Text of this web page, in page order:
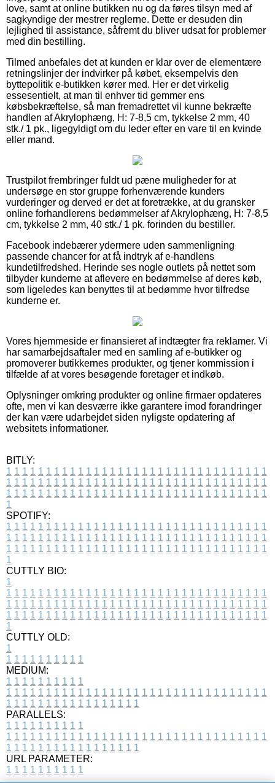
love, samt at online butikken nu og da føres tilsyn med af
sagkyndige der mestrer reglerne. Dette er desuden din
lejlighed til assistance, såfremt du bliver udsat for problemer
med din bestilling.
Tilmed anbefales det at kunden er klar over de elementære
retningslinjer der indvirker på købet, eksempelvis den
byttepolitik e-butikken kører med. Her er det virkelig
essesentielt, at man til enhver tid gemmer ens
købsbekræftelse, så man fremadrettet vil kunne bekræfte
handlen af Akrylophæng, H: 7-8,5 cm, tykkelse 2 mm, 40
stk./ 1 pk., ligegyldigt om du leder efter en vare til en kvinde
eller mand.
Trustpilot frembringer fuldt ud pæne muligheder for at
undersøge en stor gruppe forhenværende kunders
vurderinger og derved er det at foretrække, at du gransker
online forhandlerens bedømmelser af Akrylophæng, H: 7-8,5
cm, tykkelse 2 mm, 40 stk./ 1 pk. forinden du bestiller.
Facebook indebærer ydermere uden sammenligning
passende chancer for at få indtryk af e-handlens
kundetilfredshed. Herinde ses nogle outlets på nettet som
tilbyder kunderne at aflevere en bedømmelse af deres køb,
som ligeledes kan benyttes til at bedømme hvor tilfredse
kunderne er.
Vores hjemmeside er finansieret af indtægter fra reklamer. Vi
har samarbejdsaftaler med en samling af e-butikker og
promoverer butikkernes produkter, og tjener kommission i
tilfælde af at vores besøgende foretager et indkøb.
Oplysninger omkring produkter og online firmaer opdateres
ofte, men vi kan desværre ikke garantere imod forandringer
der kan være udarbejdet siden nyligste opdatering af
websitets informationer.
BITLY:
1 1 1 1 1 1 1 1 1 1 1 1 1 1 1 1 1 1 1 1 1 1 1 1 1 1 1 1 1 1 1 1 1
1 1 1 1 1 1 1 1 1 1 1 1 1 1 1 1 1 1 1 1 1 1 1 1 1 1 1 1 1 1 1 1 1
1 1 1 1 1 1 1 1 1 1 1 1 1 1 1 1 1 1 1 1 1 1 1 1 1 1 1 1 1 1 1 1 1
1
SPOTIFY:
1 1 1 1 1 1 1 1 1 1 1 1 1 1 1 1 1 1 1 1 1 1 1 1 1 1 1 1 1 1 1 1 1
1 1 1 1 1 1 1 1 1 1 1 1 1 1 1 1 1 1 1 1 1 1 1 1 1 1 1 1 1 1 1 1 1
1 1 1 1 1 1 1 1 1 1 1 1 1 1 1 1 1 1 1 1 1 1 1 1 1 1 1 1 1 1 1 1 1
1
CUTTLY BIO:
1
1 1 1 1 1 1 1 1 1 1 1 1 1 1 1 1 1 1 1 1 1 1 1 1 1 1 1 1 1 1 1 1 1
1 1 1 1 1 1 1 1 1 1 1 1 1 1 1 1 1 1 1 1 1 1 1 1 1 1 1 1 1 1 1 1 1
1 1 1 1 1 1 1 1 1 1 1 1 1 1 1 1 1 1 1 1 1 1 1 1 1 1 1 1 1 1 1 1 1
1
CUTTLY OLD:
1
1 1 1 1 1 1 1 1 1 1
MEDIUM:
1 1 1 1 1 1 1 1 1 1
1 1 1 1 1 1 1 1 1 1 1 1 1 1 1 1 1 1 1 1 1 1 1 1 1 1 1 1 1 1 1 1 1
1 1 1 1 1 1 1 1 1 1 1 1 1 1 1 1 1
PARALLELS:
1 1 1 1 1 1 1 1 1 1
1 1 1 1 1 1 1 1 1 1 1 1 1 1 1 1 1 1 1 1 1 1 1 1 1 1 1 1 1 1 1 1 1
1 1 1 1 1 1 1 1 1 1 1 1 1 1 1 1 1
URL PARAMETER:
1 1 1 1 1 1 1 1 1 1